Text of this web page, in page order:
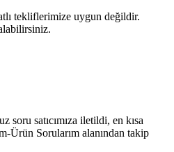
tekliflerimize uygun değildir.
satıcımıza iletildi, en kısa
Ürün Sorularım alanından takip